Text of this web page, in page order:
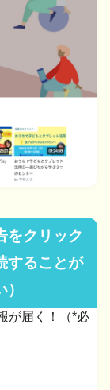
をクリック
することが
が届く！（*必